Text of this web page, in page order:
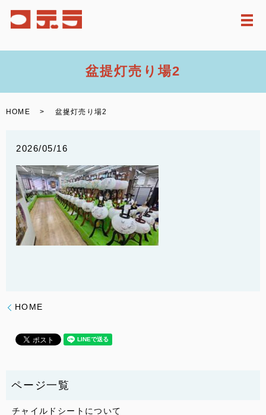
メ
盆提灯売り場2
HOME 盆提灯売り場2
2026/05/16
HOME
チャイルドシートについて